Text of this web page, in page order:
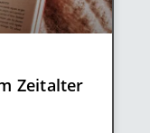
Zeitalter